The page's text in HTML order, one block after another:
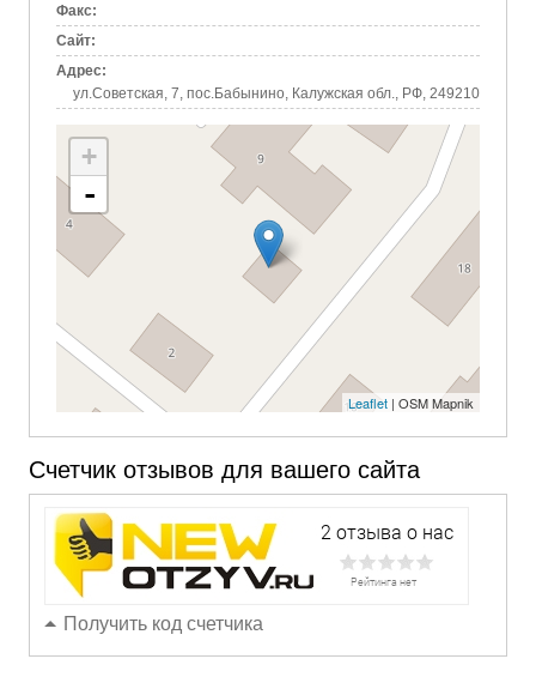
Факс:
Сайт:
Адрес:
ул.Советская, 7, пос.Бабынино, Калужская обл., РФ, 249210
+
-
Leaflet| OSM Mapnik
Счетчик отзывов для вашего сайта
Получить код счетчика